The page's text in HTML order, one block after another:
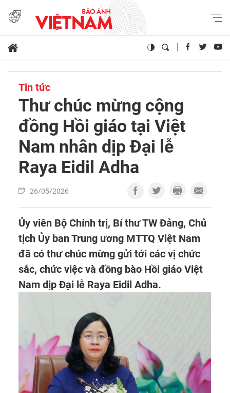
Tin tức
Thư chúc mừng cộng
đồng Hồi giáo tại Việt
Nam nhân dịp Đại lễ
Raya Eidil Adha
26/05/2026
Ủy viên Bộ Chính trị, Bí thư TW Đảng, Chủ
tịch Ủy ban Trung ương MTTQ Việt Nam
đã có thư chúc mừng gửi tới các vị chức
sắc, chức việc và đồng bào Hồi giáo Việt
Nam dịp Đại lễ Raya Eidil Adha.